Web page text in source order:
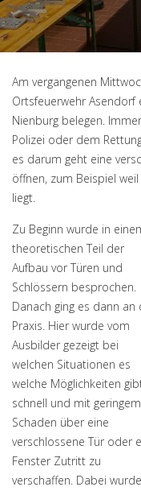
Am vergangenen
Ortsfeuerwehr Asendorf
Nienburg belegen.
Polizei oder dem
es darum geht eine
öffnen, zum Beispiel
liegt.
Zu Beginn wurde in
theoretischen Teil der
Aufbau vor Türen und
Schlössern besprochen.
Danach ging es dann an
Praxis. Hier wurde vom
Ausbilder gezeigt bei
welchen Situationen es
welche Möglichkeiten
schnell und mit geringem
Schaden über eine
verschlossene Tür oder
Fenster Zutritt zu
verschaffen. Dabei